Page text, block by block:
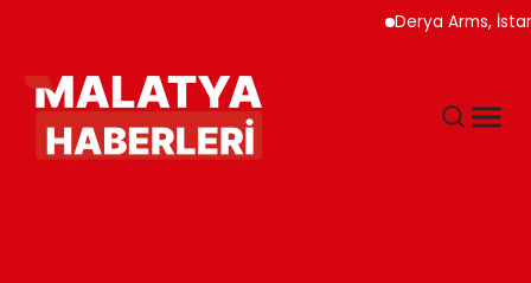
Derya Arms, İstanbul